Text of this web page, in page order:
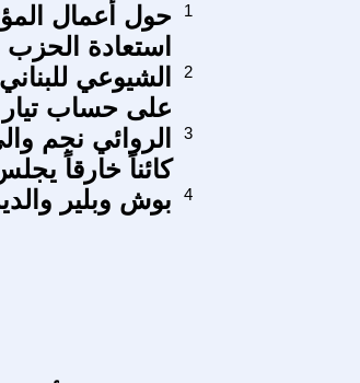
حول أعمال
استعادة الحزب
1
الشيوعي
على حساب
2
الروائي نجم
كائناً خارقاً
3
بوش وبلير 4